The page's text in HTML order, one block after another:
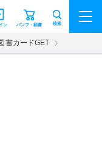
パンフ・願書
ン 検索
書カードGET